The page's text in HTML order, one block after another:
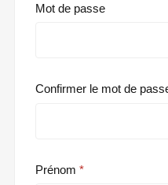
Mot de passe
Confirmer le mot de
Prénom